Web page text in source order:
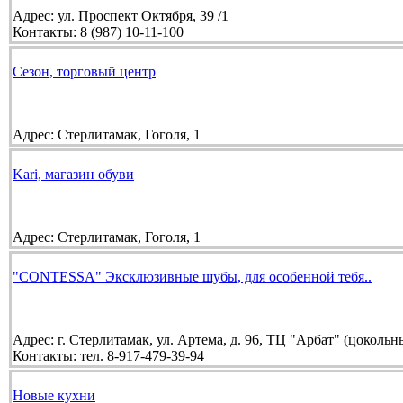
Адрес: ул. Проспект Октября, 39 /1
Контакты: 8 (987) 10-11-100
Сезон, торговый центр
Адрес: Стерлитамак, Гоголя, 1
Kari, магазин обуви
Адрес: Стерлитамак, Гоголя, 1
"CONTESSA" Эксклюзивные шубы, для особенной тебя..
Адрес: г. Стерлитамак, ул. Артема, д. 96, ТЦ "Арбат"
Контакты: тел. 8-917-479-39-94
Новые кухни